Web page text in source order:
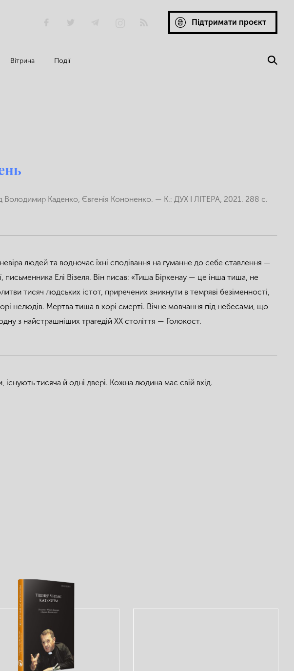
Підтримати проєкт
Вітрина Події
Володимир Каденко, Євгенія Кононенко. — К.: ДУХ І ЛІТЕРА, 2021. 288 с.
людей та водночас їхні сподівання на гуманне до себе ставлення —
письменника Елі Візеля. Він писав: «Тиша Біркенау — це інша тиша, не
тисяч людських істот, приречених зникнути в темряві безіменності,
нелюдів. Мертва тиша в хорі смерті. Вічне мовчання під небесами, що
з найстрашніших трагедій ХХ століття — Голокост.
тисяча й одні двері. Кожна людина має свій вхід.